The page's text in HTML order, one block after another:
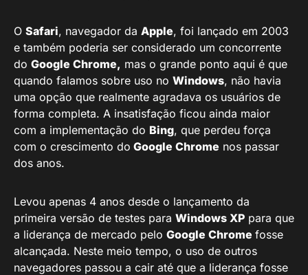
O Safari, navegador da Apple, foi lançado em 2003
e também poderia ser considerado um concorrente
do Google Chrome, mas o grande ponto aqui é que
quando falamos sobre uso no Windows, não havia
uma opção que realmente agradava os usuários de
forma completa. A insatisfação ficou ainda maior
com a implementação do Bing, que perdeu força
com o crescimento do Google Chrome nos passar
dos anos.
Levou apenas 4 anos desde o lançamento da
primeira versão de testes para Windows XP para que
a liderança de mercado pelo Google Chrome fosse
alcançada. Neste meio tempo, o uso de outros
navegadores passou a cair até que a liderança fosse